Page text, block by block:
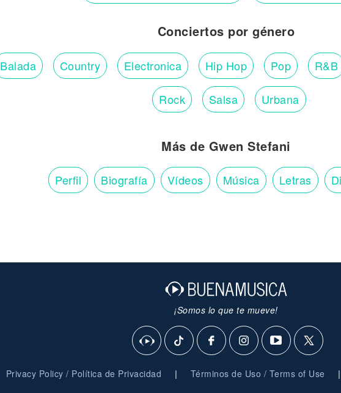
Conciertos por género
Balada Country Electronica Hip Hop Pop R&B
Rock Salsa Urbana
Más de Gwen Stefani
Perfil Biografía Vídeos Música Letras
¡Somos lo que te mueve!
Privacy Policy / Política de Privacidad | Términos de Uso / Terms of Use |